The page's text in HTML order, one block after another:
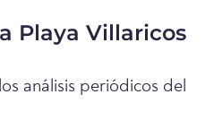
Playa Villaricos
análisis periódicos del